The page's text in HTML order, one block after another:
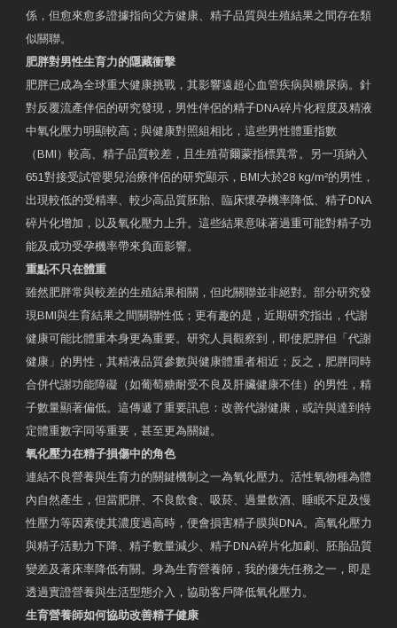
係，但愈來愈多證據指向父方健康、精子品質與生殖結果之間存在類
似關聯。
肥胖對男性生育力的隱藏衝擊
肥胖已成為全球重大健康挑戰，其影響遠超心血管疾病與糖尿病。針
對反覆流產伴侶的研究發現，男性伴侶的精子DNA碎片化程度及精液
中氧化壓力明顯較高；與健康對照組相比，這些男性體重指數
（BMI）較高、精子品質較差，且生殖荷爾蒙指標異常。另一項納入
651對接受試管嬰兒治療伴侶的研究顯示，BMI大於28 kg/m²的男性，
出現較低的受精率、較少高品質胚胎、臨床懷孕機率降低、精子DNA
碎片化增加，以及氧化壓力上升。這些結果意味著過重可能對精子功
能及成功受孕機率帶來負面影響。
重點不只在體重
雖然肥胖常與較差的生殖結果相關，但此關聯並非絕對。部分研究發
現BMI與生育結果之間關聯性低；更有趣的是，近期研究指出，代謝
健康可能比體重本身更為重要。研究人員觀察到，即使肥胖但「代謝
健康」的男性，其精液品質參數與健康體重者相近；反之，肥胖同時
合併代謝功能障礙（如葡萄糖耐受不良及肝臟健康不佳）的男性，精
子數量顯著偏低。這傳遞了重要訊息：改善代謝健康，或許與達到特
定體重數字同等重要，甚至更為關鍵。
氧化壓力在精子損傷中的角色
連結不良營養與生育力的關鍵機制之一為氧化壓力。活性氧物種為體
內自然產生，但當肥胖、不良飲食、吸菸、過量飲酒、睡眠不足及慢
性壓力等因素使其濃度過高時，便會損害精子膜與DNA。高氧化壓力
與精子活動力下降、精子數量減少、精子DNA碎片化加劇、胚胎品質
變差及著床率降低有關。身為生育營養師，我的優先任務之一，即是
透過實證營養與生活型態介入，協助客戶降低氧化壓力。
生育營養師如何協助改善精子健康